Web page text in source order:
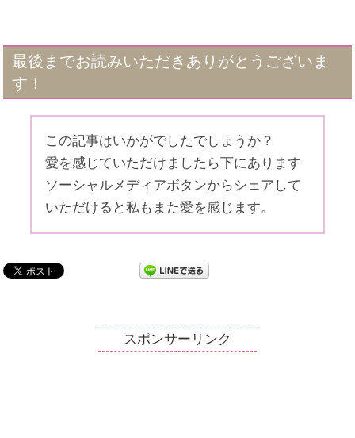
最後までお読みいただきありがとうございま
す！
この記事はいかがでしたでしょうか？
愛を感じていただけましたら下にあります
ソーシャルメディアボタンからシェアして
いただけると私もまた愛を感じます。
スポンサーリンク